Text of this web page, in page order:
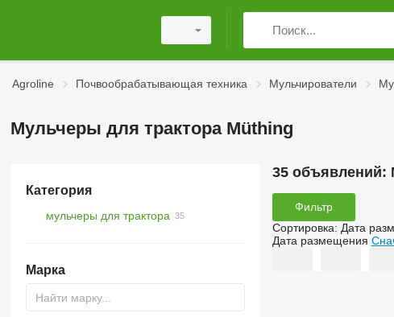
Agroline Почвообрабатывающая техника Мульчирователи
Мульчеры для трактора Müthing
Категория
мульчеры для трактора
Марка
35 объявлений:
Фильтр
Сортировка: Дата
Дата размещения